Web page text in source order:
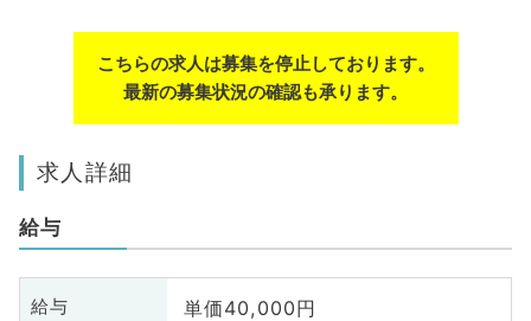
こちらの求人は募集を停止しております。
最新の募集状況の確認も承ります。
求人詳細
給与
給与 単価40,000円